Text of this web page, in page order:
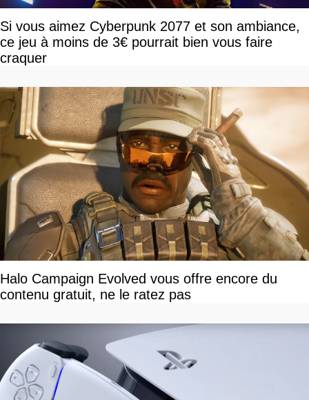
Si vous aimez Cyberpunk 2077 et son ambiance,
ce jeu à moins de 3€ pourrait bien vous faire
craquer
Halo Campaign Evolved vous offre encore du
contenu gratuit, ne le ratez pas